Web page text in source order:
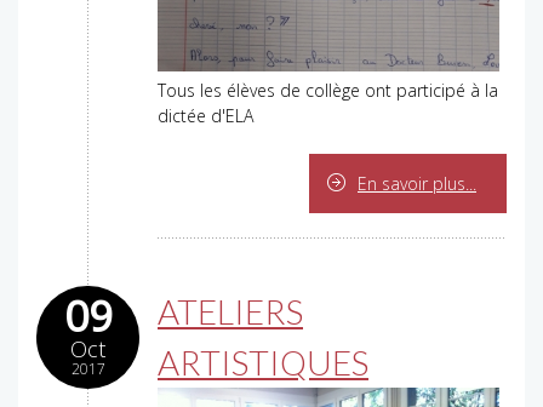
Tous les élèves de collège ont participé à la
dictée d'ELA
En savoir plus...
09
Oct
2017
ATELIERS
ARTISTIQUES